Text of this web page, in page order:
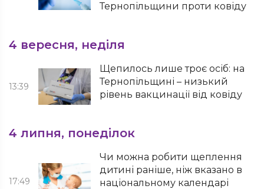
Тернопільщини проти ковіду
4 вересня, неділя
13:39
Щепилось лише троє осіб: на
Тернопільщині – низький
рівень вакцинації від ковіду
4 липня, понеділок
17:49
Чи можна робити щеплення
дитині раніше, ніж вказано в
національному календарі